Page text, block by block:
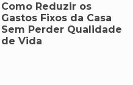
Como Reduzir os
Gastos Fixos da Casa
Sem Perder Qualidade
de Vida